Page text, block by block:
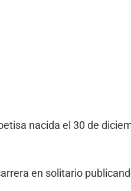
nacida el 30 de
en solitario